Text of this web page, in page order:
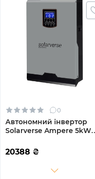
0
Автономний інвертор
Solarverse Ampere 5kW
Однофазний (SV5048A)
20388 ₴